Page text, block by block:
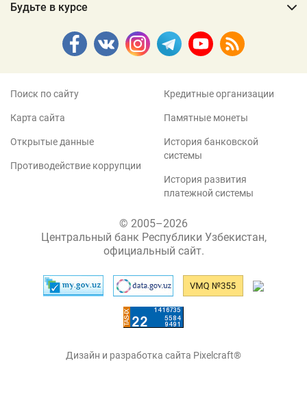
Будьте в курсе
Поиск по сайту
Карта сайта
Открытые данные
Противодействие коррупции
Кредитные организации
Памятные монеты
История банковской
системы
История развития
платежной системы
© 2005–2026
Центральный банк Республики Узбекистан,
официальный сайт.
Дизайн и разработка сайта Pixelcraft®